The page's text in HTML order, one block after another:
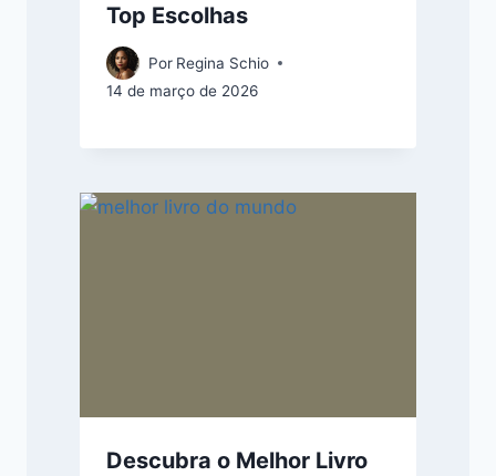
Top Escolhas
Por Regina Schio
14 de março de 2026
Descubra o Melhor Livro